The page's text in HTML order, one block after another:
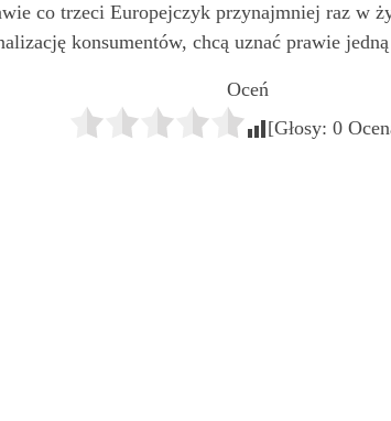
co trzeci Europejczyk przynajmniej raz w
konsumentów, chcą uznać prawie
Oceń
[Głosy: 0